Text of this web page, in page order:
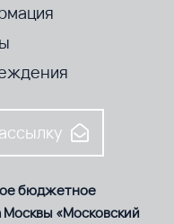
бюджетное
«Московский